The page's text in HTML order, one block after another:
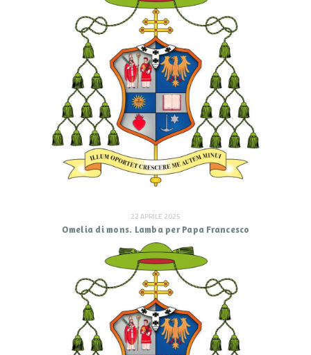
22 APRILE 2025
Omelia di mons. Lamba per Papa Francesco